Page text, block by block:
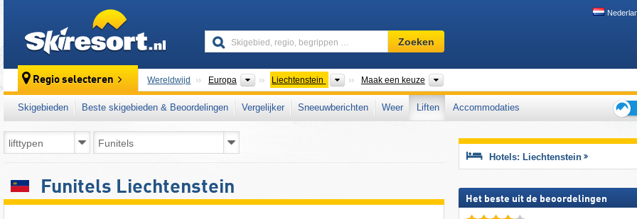
Skigebied,
regio,
…
Zoeken
Regio selecteren Wereldwijd Europa Continenten
Liechtenstein LandenMaak een keuze
Skigebieden Beste skigebieden & Beoordelingen Vergelijker Sneeuwberichten Weer Liften
Accommodaties
voor
Funitels Liechtenstein
Hotels: Liechtenstein
Het beste uit de beoordelingen